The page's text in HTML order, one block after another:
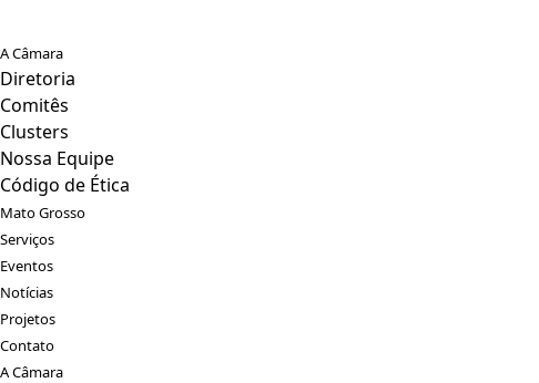
A Câmara
Diretoria
Comitês
Clusters
Nossa Equipe
Código de Ética
Mato Grosso
Serviços
Eventos
Notícias
Projetos
Contato
A Câmara